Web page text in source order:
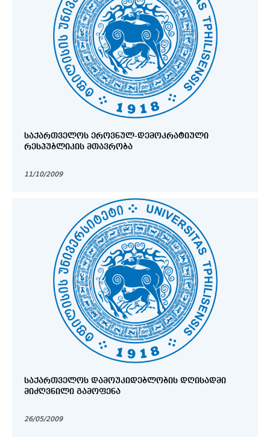
ᲡᲐᲥᲐᲠᲗᲕᲔᲚᲝᲡ ᲔᲠᲝᲕᲜᲣᲚ-ᲓᲔᲛᲝᲙᲠᲐᲢᲘᲣᲚᲘ
ᲠᲔᲡᲞᲣᲑᲚᲘᲙᲘᲡ ᲛᲗᲐᲕᲠᲝᲑᲐ
11/10/2009
ᲡᲐᲥᲐᲠᲗᲕᲔᲚᲝᲡ ᲓᲐᲛᲝᲣᲙᲘᲓᲔᲑᲚᲝᲑᲘᲡ ᲓᲦᲘᲡᲐᲓᲛᲘ
ᲛᲘᲫᲦᲕᲜᲘᲚᲘ ᲒᲐᲛᲝᲤᲔᲜᲐ
26/05/2009